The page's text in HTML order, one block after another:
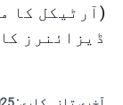
(آرٹیکل کا
ڈیزائنرز